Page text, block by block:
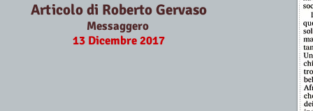
Articolo di Roberto Gervaso
Messaggero
13 Dicembre 2017